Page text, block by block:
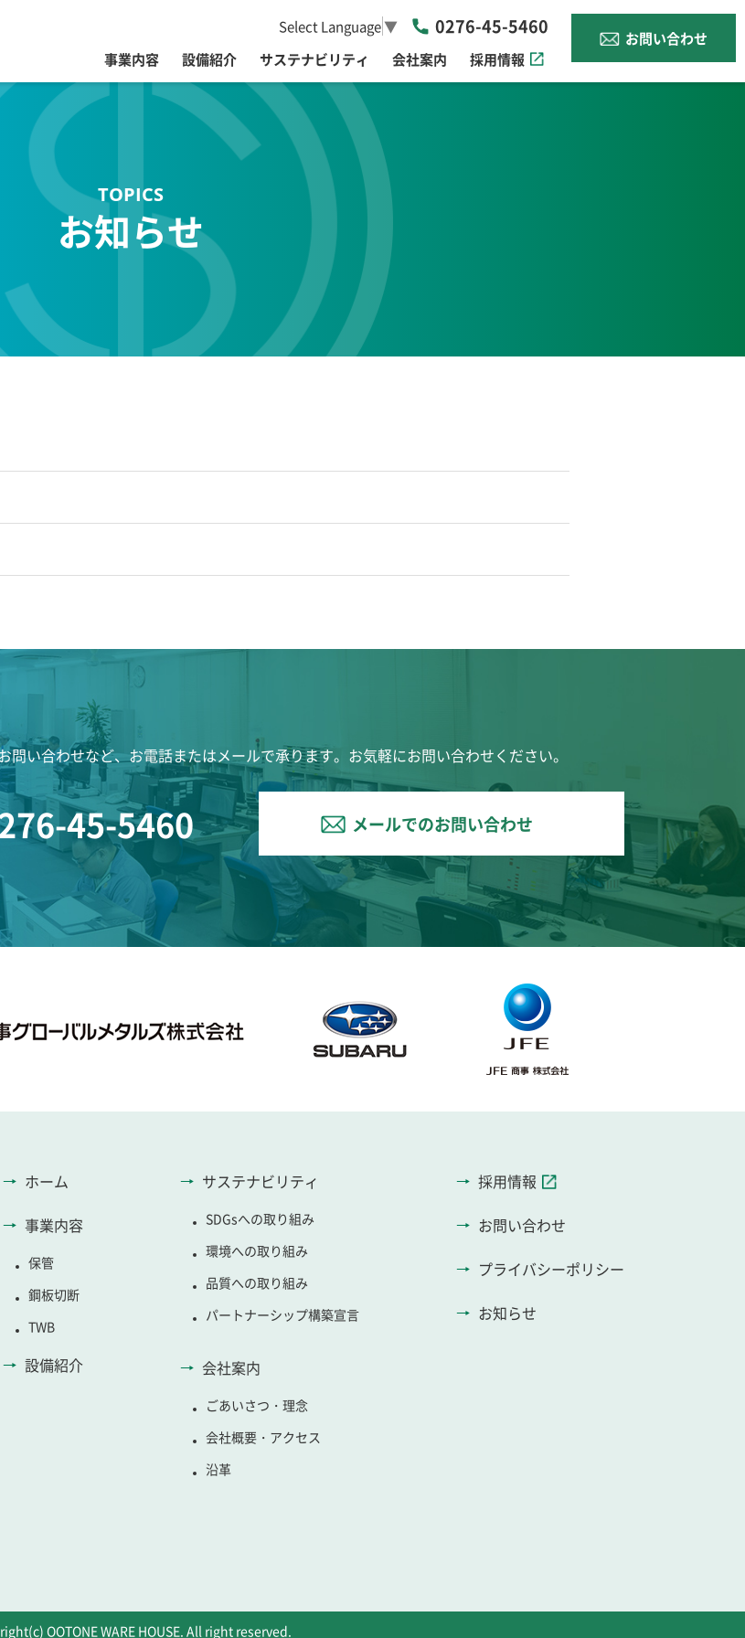
0276-45-5460
事業内容 設備紹介 サステナビリティ 会社案内 採用情報
お問い合わせ
Select Language▼
お知らせ
問い合わせなど、お電話またはメールで承ります。お気軽にお問い合わせください。
45-5460 メールでのお問い合わせ
ホーム
事業内容
保管
鋼板切断
TWB
設備紹介
サステナビリティ
SDGsへの取り組み
環境への取り組み
品質への取り組み
パートナーシップ構築宣言
会社案内
ごあいさつ・理念
会社概要・アクセス
沿革
採用情報
お問い合わせ
プライバシーポリシー
お知らせ
OOTONE WARE HOUSE. All right reserved.